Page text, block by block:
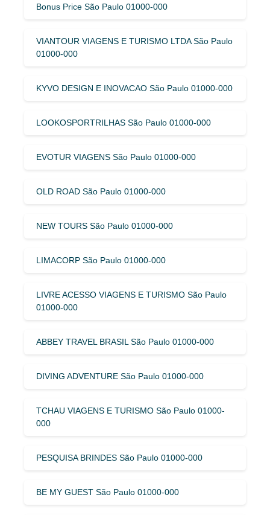
Bonus Price São Paulo 01000-000
VIANTOUR VIAGENS E TURISMO LTDA São Paulo
01000-000
KYVO DESIGN E INOVACAO São Paulo 01000-000
LOOKOSPORTRILHAS São Paulo 01000-000
EVOTUR VIAGENS São Paulo 01000-000
OLD ROAD São Paulo 01000-000
NEW TOURS São Paulo 01000-000
LIMACORP São Paulo 01000-000
LIVRE ACESSO VIAGENS E TURISMO São Paulo
01000-000
ABBEY TRAVEL BRASIL São Paulo 01000-000
DIVING ADVENTURE São Paulo 01000-000
TCHAU VIAGENS E TURISMO São Paulo 01000-
000
PESQUISA BRINDES São Paulo 01000-000
BE MY GUEST São Paulo 01000-000